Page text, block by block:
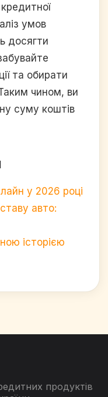
умов
досягти
та обирати
чином, ви
суму коштів
у 2026 році
авто:
історією
продуктів